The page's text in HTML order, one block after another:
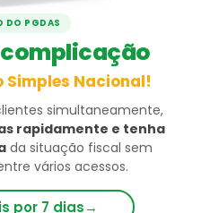
DO PGDAS
complicação
Nacional!
simultaneamente,
rapidamente e tenha
da situação fiscal sem
vários acessos.
por 7 dias→